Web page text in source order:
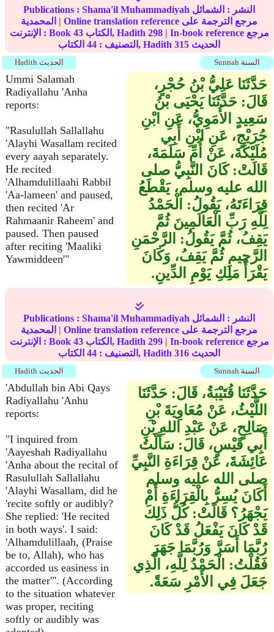
Publications : Shama'il Muhammadiyah النشر : الشمائل
المحمدية | Online translation reference مرجع الترجمة على
الإنترنت : Book 43 الكتاب, Hadith 298 | In-book reference مرجع
التصنيف : 44 الكتاب, Hadith 315 الحديث
Sunnah السنة Hadith الحديث
Ummi Salamah
Radiyallahu 'Anha
reports:
"Rasulullah Sallallahu
'Alayhi Wasallam recited
every aayah separately.
He recited
'Alhamdulillaahi Rabbil
'Aa-lameen' and paused,
then recited 'Ar
Rahmaanir Raheem' and
paused. Then paused
after reciting 'Maaliki
Yawmiddeen'"
حَدَّثَنَا عَلِيُّ بْنُ حُجْرٍ،
قَالَ‏:‏ حَدَّثَنَا يَحْيَى بْنُ
سَعِيدٍ الأُمَوِيُّ، عَنِ ابْنِ
جُرَيْجٍ، عَنِ ابْنِ أَبِي
مُلَيْكَةَ، عَنْ أُمِّ سَلَمَةَ،
قَالَتْ‏:‏ كَانَ النَّبِيُّ صلى
الله عليه وسلم، يَقْطَعُ
قِرَاءَتَهُ، يَقُولُ‏:‏ الْحَمْدُ
لِلَّهِ رَبِّ الْعَالَمِينَ ثُمَّ
يَقِفُ، ثُمَّ يَقُولُ‏:‏ الرَّحْمَنِ
الرَّحِيمِ ثُمَّ يَقِفُ، وَكَانَ
يَقْرَأُ مَلِكِ يَوْمِ الدِّينِ‏.‏
Publications : Shama'il Muhammadiyah النشر : الشمائل
المحمدية | Online translation reference مرجع الترجمة على
الإنترنت : Book 43 الكتاب, Hadith 299 | In-book reference مرجع
التصنيف : 44 الكتاب, Hadith 316 الحديث
Sunnah السنة Hadith الحديث
'Abdullah bin Abi Qays
Radiyallahu 'Anhu
reports:
"I inquired from
'Aayeshah Radiyallahu
'Anha about the recital of
Rasulullah Sallallahu
'Alayhi Wasallam, did he
'recite softly or audibly?
She replied: 'He recited
in both ways'. I said:
'Alhamdulillaah, (Praise
be to, Allah), who has
accorded us easiness in
the matter"'. (According
to the situation whatever
was proper, reciting
softly or audibly was
حَدَّثَنَا قُتَيْبَةُ، قَالَ‏:‏ حَدَّثَنَا
اللَّيْثُ، عَنْ مُعَاوِيَةَ بْنِ
صَالِحٍ، عَنْ عَبْدِ اللهِ بْنِ
أَبِي قَيْسٍ، قَالَ‏:‏ سَأَلْتُ
عَائِشَةَ، عَنْ قِرَاءَةِ النَّبِيِّ
صلى الله عليه وسلم
أَكَانَ يُسِرُّ بِالْقِرَاءَةِ أَمْ
يَجْهَرُ‏؟‏ قَالَتْ‏:‏ كُلُّ ذَلِكَ
قَدْ كَانَ يَفْعَلُ قَدْ كَانَ
رُبَّمَا أَسَرَّ وَرُبَّمَا جَهَرَ
فَقُلْتُ‏:‏ الْحَمْدُ لِلَّهِ، الَّذِي
جَعَلَ فِي الأَمْرِ سَعَةً‏.‏